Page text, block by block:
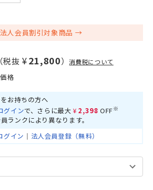
法人会員割引対象商品
（税抜 ¥21,800）消費税について
格
お持ちの方へ
グインで、さらに最大 ¥2,398 OFF※
ランクにより異なります。
グイン ｜ 法人会員登録（無料）